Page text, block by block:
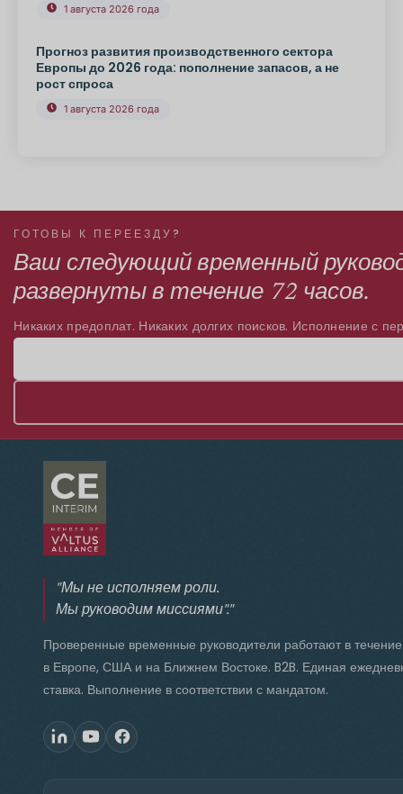
1 августа 2026 года
Прогноз развития производственного сектора
Европы до 2026 года: пополнение запасов, а не
рост спроса
1 августа 2026 года
ГОТОВЫ К ПЕРЕЕЗДУ?
Ваш следующий временный
развернуты в течение 72 часов.
Никаких предоплат. Никаких долгих поисков. Исполнение с
"Мы не исполняем роли.
Мы руководим миссиями"."
Проверенные временные руководители работают в
в Европе, США и на Ближнем Востоке. B2B. Единая
ставка. Выполнение в соответствии с мандатом.